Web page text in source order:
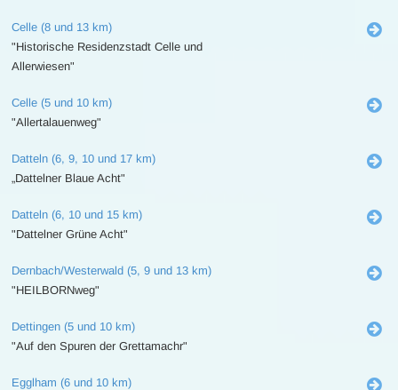
Celle (8 und 13 km)
"Historische Residenzstadt Celle und
Allerwiesen"
Celle (5 und 10 km)
"Allertalauenweg"
Datteln (6, 9, 10 und 17 km)
„Dattelner Blaue Acht"
Datteln (6, 10 und 15 km)
"Dattelner Grüne Acht"
Dernbach/Westerwald (5, 9 und 13 km)
"HEILBORNweg"
Dettingen (5 und 10 km)
"Auf den Spuren der Grettamachr"
Egglham (6 und 10 km)